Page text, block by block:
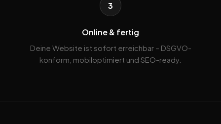
3
Online & fertig
Deine Website ist sofort erreichbar – DSGVO-
konform, mobiloptimiert und SEO-ready.